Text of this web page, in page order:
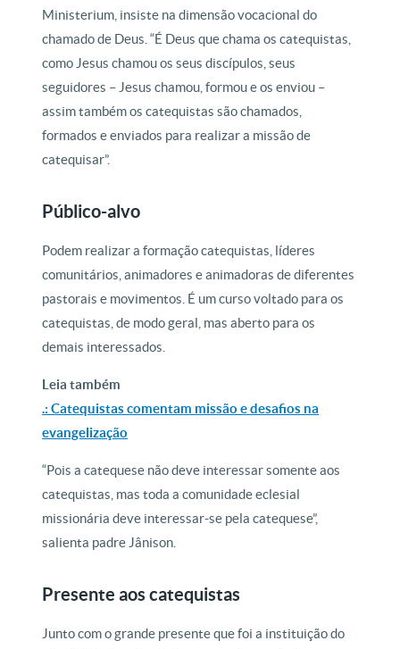
Ministerium, insiste na dimensão vocacional do
chamado de Deus. “É Deus que chama os catequistas,
como Jesus chamou os seus discípulos, seus
seguidores – Jesus chamou, formou e os enviou –
assim também os catequistas são chamados,
formados e enviados para realizar a missão de
catequisar”.
Público-alvo
Podem realizar a formação catequistas, líderes
comunitários, animadores e animadoras de diferentes
pastorais e movimentos. É um curso voltado para os
catequistas, de modo geral, mas aberto para os
demais interessados.
Leia também
.: Catequistas comentam missão e desafios na
evangelização
“Pois a catequese não deve interessar somente aos
catequistas, mas toda a comunidade eclesial
missionária deve interessar-se pela catequese”,
salienta padre Jânison.
Presente aos catequistas
Junto com o grande presente que foi a instituição do